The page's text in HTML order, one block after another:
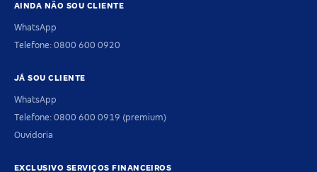
AINDA NÃO SOU CLIENTE
WhatsApp
Telefone: 0800 600 0920
JÁ SOU CLIENTE
WhatsApp
Telefone: 0800 600 0919 (premium)
Ouvidoria
EXCLUSIVO SERVIÇOS FINANCEIROS